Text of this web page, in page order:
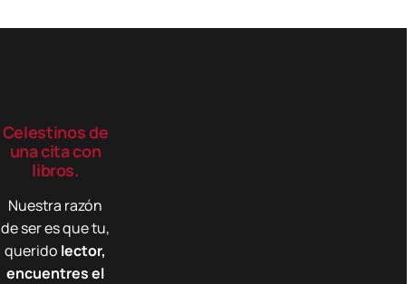
Celestinos de
una cita con
libros.
Nuestra razón
de ser es que tu,
querido lector,
encuentres el